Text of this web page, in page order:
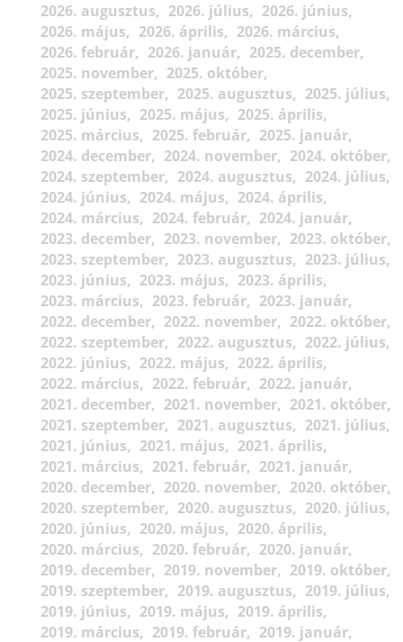
2026. augusztus 2026. július
2026. június
2026. május
2026. április
2026. március
2026. február
2026. január
2025. december
2025. november
2025. október
2025. szeptember
2025. augusztus
2025. július
2025. június
2025. május
2025. április
2025. március
2025. február
2025. január
2024. december
2024. november
2024. október
2024. szeptember
2024. augusztus
2024. július
2024. június
2024. május
2024. április
2024. március
2024. február
2024. január
2023. december
2023. november
2023. október
2023. szeptember
2023. augusztus
2023. július
2023. június
2023. május
2023. április
2023. március
2023. február
2023. január
2022. december
2022. november
2022. október
2022. szeptember
2022. augusztus
2022. július
2022. június
2022. május
2022. április
2022. március
2022. február
2022. január
2021. december
2021. november
2021. október
2021. szeptember
2021. augusztus
2021. július
2021. június
2021. május
2021. április
2021. március
2021. február
2021. január
2020. december
2020. november
2020. október
2020. szeptember
2020. augusztus
2020. július
2020. június
2020. május
2020. április
2020. március
2020. február
2020. január
2019. december
2019. november
2019. október
2019. szeptember
2019. augusztus
2019. július
2019. június
2019. május
2019. április
2019. március
2019. február
2019. január